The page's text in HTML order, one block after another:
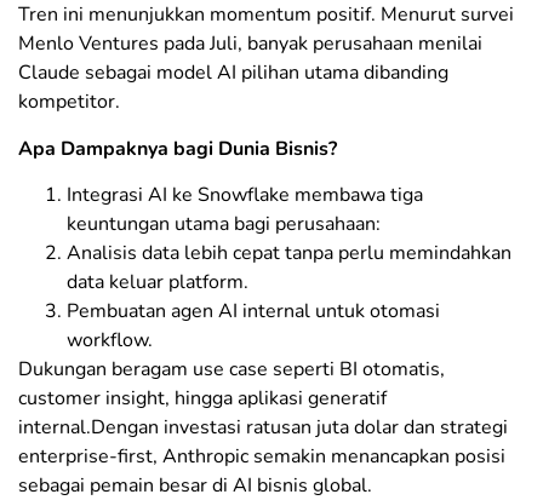
Tren ini menunjukkan momentum positif. Menurut survei
Menlo Ventures pada Juli, banyak perusahaan menilai
Claude sebagai model AI pilihan utama dibanding
kompetitor.
Apa Dampaknya bagi Dunia Bisnis?
Integrasi AI ke Snowflake membawa tiga
keuntungan utama bagi perusahaan:
Analisis data lebih cepat tanpa perlu memindahkan
data keluar platform.
Pembuatan agen AI internal untuk otomasi
workflow.
Dukungan beragam use case seperti BI otomatis,
customer insight, hingga aplikasi generatif
internal.Dengan investasi ratusan juta dolar dan strategi
enterprise-first, Anthropic semakin menancapkan posisi
sebagai pemain besar di AI bisnis global.